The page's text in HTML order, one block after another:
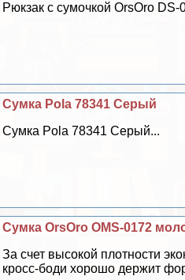
Рюкзак с сумочкой OrsOro
Сумка Pola 78341 Серый
Сумка Pola 78341 Серый...
Сумка OrsOro OMS-0172
За счет высокой плотности
кросс-боди хорошо держит